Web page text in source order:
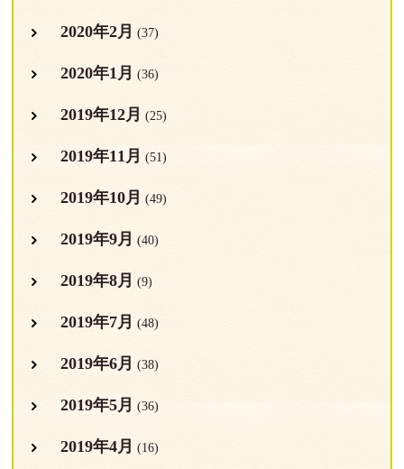
2020年2月 (37)
2020年1月 (36)
2019年12月 (25)
2019年11月 (51)
2019年10月 (49)
2019年9月 (40)
2019年8月 (9)
2019年7月 (48)
2019年6月 (38)
2019年5月 (36)
2019年4月 (16)